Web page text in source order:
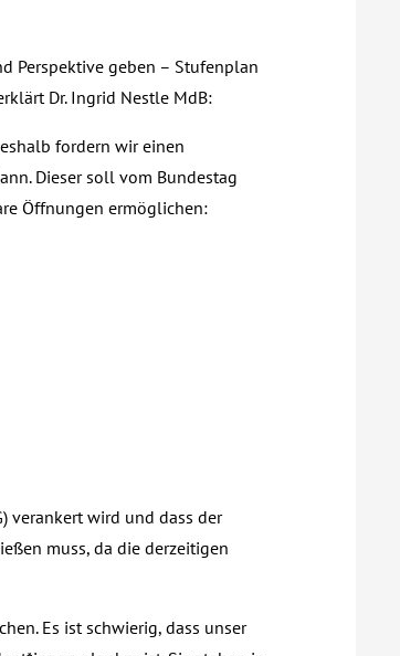
Perspektive geben – Stufenplan
Dr. Ingrid Nestle MdB:
fordern wir einen
Dieser soll vom Bundestag
Öffnungen ermöglichen:
verankert wird und dass der
muss, da die derzeitigen
Es ist schwierig, dass unser